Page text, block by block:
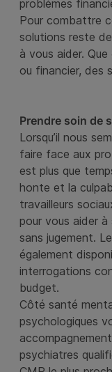
problèmes
Pour combattre
solutions reste
à vous aider.
ou financier, des
Prendre soin de
Lorsqu’il nous
faire face aux
est plus que
honte et la
travailleurs
pour vous aider
sans jugement.
également
interrogations
budget.
Côté santé
psychologiques
psychiatres